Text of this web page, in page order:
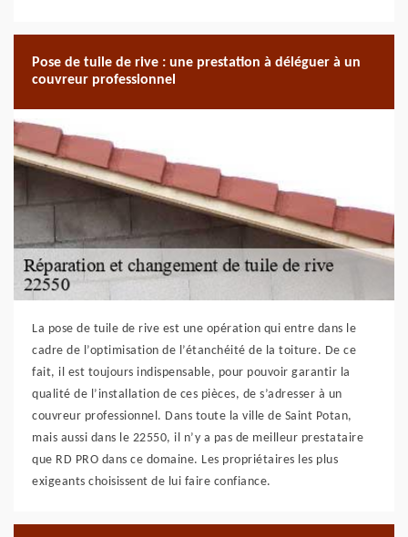
Pose de tuile de rive : une prestation à déléguer à un
couvreur professionnel
La pose de tuile de rive est une opération qui entre dans le
cadre de l’optimisation de l’étanchéité de la toiture. De ce
fait, il est toujours indispensable, pour pouvoir garantir la
qualité de l’installation de ces pièces, de s’adresser à un
couvreur professionnel. Dans toute la ville de Saint Potan,
mais aussi dans le 22550, il n’y a pas de meilleur prestataire
que RD PRO dans ce domaine. Les propriétaires les plus
exigeants choisissent de lui faire confiance.